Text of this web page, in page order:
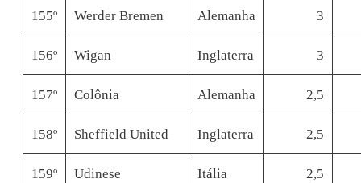
155º Werder Bremen Alemanha 3
156º Wigan Inglaterra 3
157º Colônia Alemanha 2,5
158º Sheffield United Inglaterra 2,5
159º Udinese Itália 2,5